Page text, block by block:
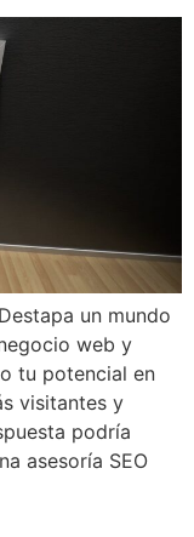
un mundo
web y
tu potencial en
visitantes y
podría
asesoría SEO